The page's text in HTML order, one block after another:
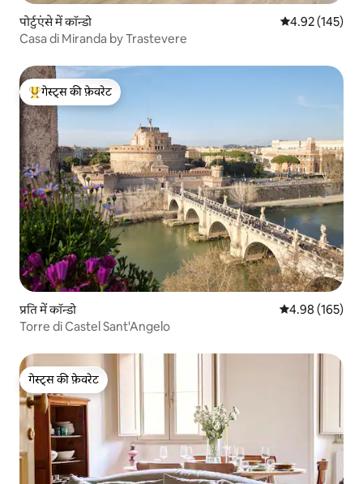
पोर्टुएंसे में कॉन्डो औसत रेटिंग 5 में से
4.92 (145)
Casa di Miranda by Trastevere
गेस्ट्स का टॉप फ़ेवरेट
गेस्ट्स की फ़ेवरेट
प्रति में कॉन्डो औसत रेटिंग 5 में से
4.98 (165)
Torre di Castel Sant'Angelo
गेस्ट्स की फ़ेवरेट
गेस्ट्स की फ़ेवरेट